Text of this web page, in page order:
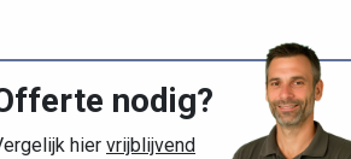
nodig?
hier vrijblijvend